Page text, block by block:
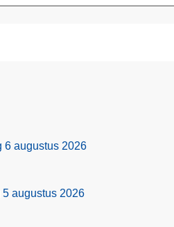
6 augustus 2026
augustus 2026